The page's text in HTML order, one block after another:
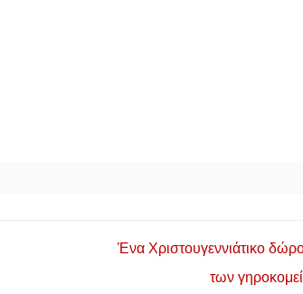
Ένα Χριστουγεννιάτικο
των